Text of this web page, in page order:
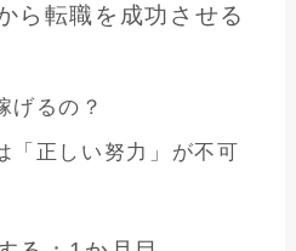
ら転職を成功させる
げるの？
「正しい努力」が不可